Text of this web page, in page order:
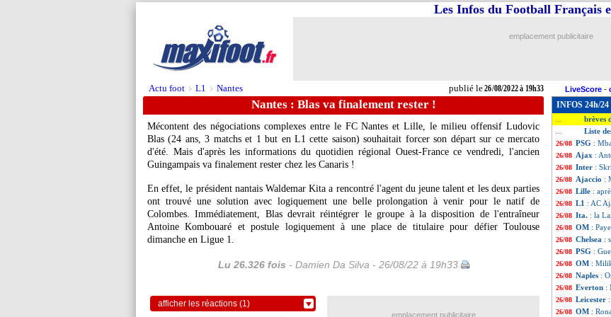
Actu foot > L1 > Nantes publié le26/08/2022 à 19h33
Les Infos du Football Français
emplacement publicitaire
LiveScore -
Nantes : Blas va finalement rester !
Mécontent des négociations complexes entre le FC Nantes et Lille, le milieu offensif Ludovic
Blas (24 ans, 3 matchs et 1 but en L1 cette saison) souhaitait forcer son départ sur ce mercato
d'été. Mais d'après les informations du quotidien régional Ouest-France ce vendredi, l'ancien
Guingampais va finalement rester chez les Canaris !
En effet, le président nantais Waldemar Kita a rencontré l'agent du jeune talent et les deux parties
ont trouvé une solution avec logiquement une belle prolongation à venir pour le natif de
Colombes. Immédiatement, Blas devrait réintégrer le groupe à la disposition de l'entraîneur
Antoine Kombouaré et postule logiquement à une place de titulaire pour défier Toulouse
dimanche en Ligue 1.
Lu 26.326 fois - Damien Da Silva - 26/08/22 à 19h33
afficher les réactions (1)
INFOS 24h/24
brèves
Liste
26/08 PSG :
26/08 Ajax :
26/08 Inter :
26/08 Ajaccio :
26/08 Lille :
26/08 L1 : AC
26/08 Ita. : la
26/08 OM :
26/08 Chelsea :
26/08 PSG :
26/08 OM :
26/08 Naples :
26/08 Everton :
26/08 Leicester
26/08 OM :
emplacement publicitaire